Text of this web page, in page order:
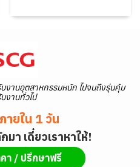
งานอุตสาหกรรมหนัก ไปจนถึงรุ่นคุ้ม
งานทั่วไป
ายใน 1 วัน
มา เดี๋ยวเราหาให้!
คา / ปรึกษาฟรี